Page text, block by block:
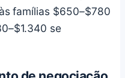
famílias $650–$780
se